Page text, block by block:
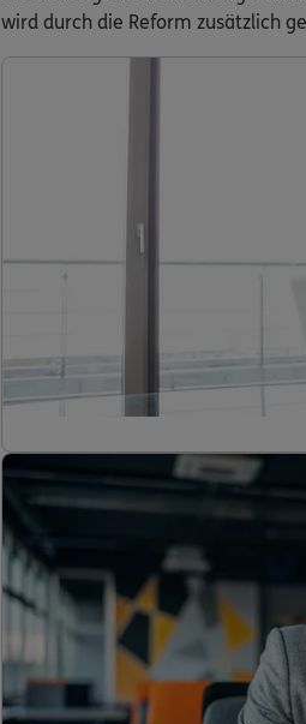
wird durch die Reform zusätzlich